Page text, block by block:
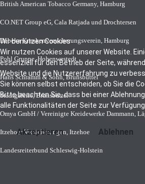
British American Tobacco Germany, Hamburg
CO.NET Group eG, Cala Ratjada und Drochtersen
Debeka Krankenversicherungsverein, Hamburg
Pohl Gruppe, Hohenwestedt
Hans Schramm & Sohn, Brunsbüttel
Stadtgalerie, Brunsbüttel
Omya GmbH / Vereinigte Kreidewerke Dammann,
Itzehoer Versicherungen, Itzehoe
Landesreiterbund Schleswig-Holstein
Wir benutzen Cookies
Wir nutzen Cookies auf unserer Website.
essenziell für den Betrieb der Seite,
Website und die Nutzererfahrung zu
Sie können selbst entscheiden, ob Sie die
Bitte beachten Sie, dass bei einer
alle Funktionalitäten der Seite zur
Akzeptieren Ablehnen